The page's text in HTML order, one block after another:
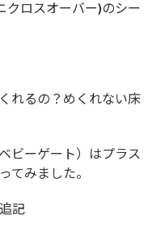
ロスオーバー)のシー
れるの？めくれない床
ビーゲート）はプラス
てみました。
記